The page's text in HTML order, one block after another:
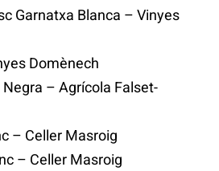
Garnatxa Blanca – Vinyes
Domènech
– Agrícola Falset-
– Celler Masroig
– Celler Masroig